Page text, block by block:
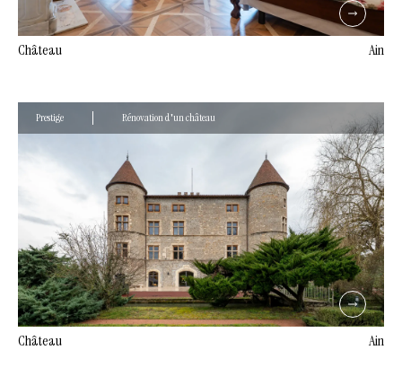
Château Ain
Prestige Rénovation d'un château
Château Ain